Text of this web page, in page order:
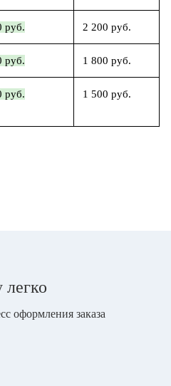
руб. 2 200 руб.
руб. 1 800 руб.
руб. 1 500 руб.
легко
оформления заказа